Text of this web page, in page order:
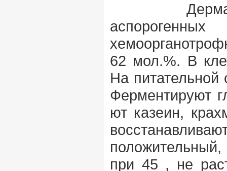
62 мол.%. В
На
Ферментируют
ют казеин,
положительный,
при 45 , не